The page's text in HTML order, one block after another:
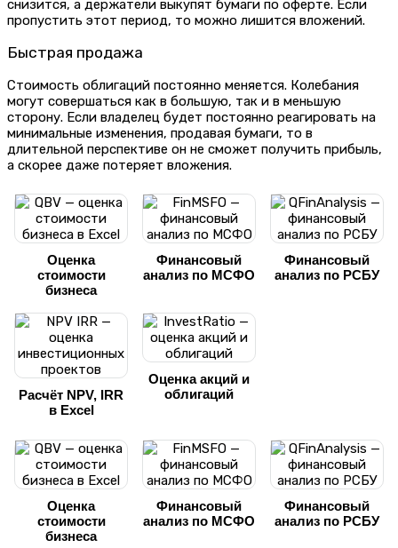
снизится, а держатели выкупят бумаги по оферте. Если
пропустить этот период, то можно лишится вложений.
Быстрая продажа
Стоимость облигаций постоянно меняется. Колебания
могут совершаться как в большую, так и в меньшую
сторону. Если владелец будет постоянно реагировать на
минимальные изменения, продавая бумаги, то в
длительной перспективе он не сможет получить прибыль,
а скорее даже потеряет вложения.
Оценка
стоимости
бизнеса
Финансовый
анализ по МСФО
Финансовый
анализ по РСБУ
Расчёт NPV, IRR
в Excel
Оценка акций и
облигаций
Оценка
стоимости
бизнеса
Финансовый
анализ по МСФО
Финансовый
анализ по РСБУ